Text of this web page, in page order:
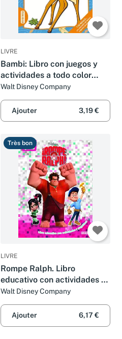
LIVRE
Bambi: Libro con juegos y
actividades a todo color
(Multieducativos Disney)
Walt Disney Company
Ajouter 3,19 €
Très bon
LIVRE
Rompe Ralph. Libro
educativo con actividades y
pegatinas
Walt Disney Company
Ajouter 6,17 €